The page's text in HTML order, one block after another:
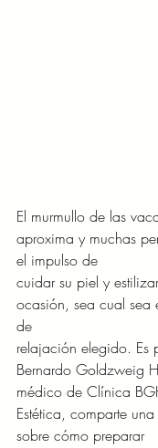
El murmullo de las
aproxima y muchas
el impulso de
cuidar su piel y
ocasión, sea cual
de
relajación elegido. Es
Bernardo Goldzweig
médico de Clínica
Estética, comparte
sobre cómo preparar